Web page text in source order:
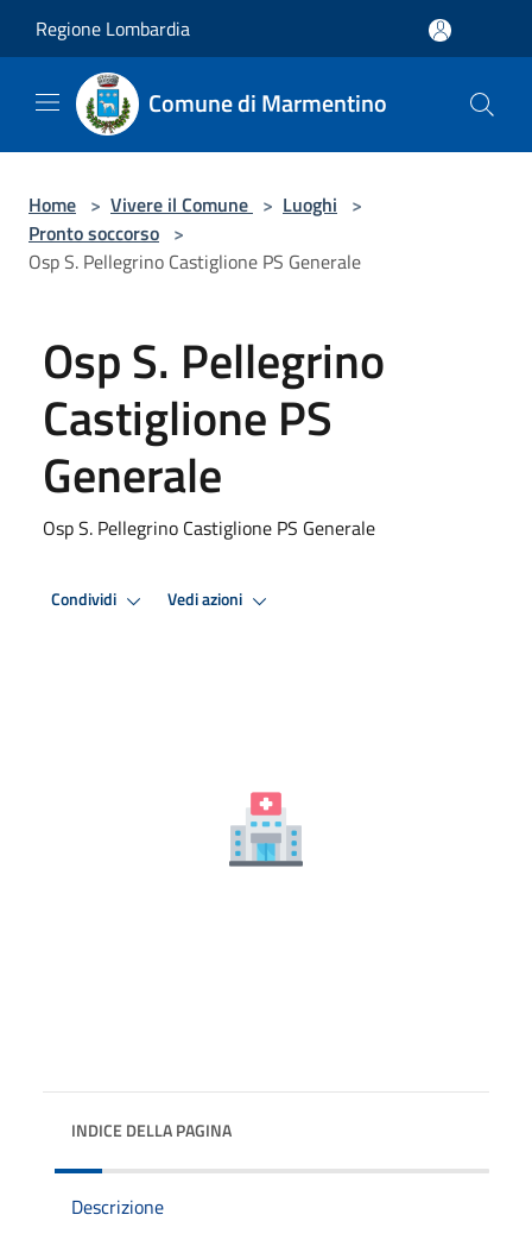
Regione Lombardia
Comune di Marmentino
Home > Vivere il Comune > Luoghi >
Pronto soccorso >
Osp S. Pellegrino Castiglione PS Generale
Osp S. Pellegrino
Castiglione PS
Generale
Osp S. Pellegrino Castiglione PS Generale
Condividi Vedi azioni
INDICE DELLA PAGINA
Descrizione